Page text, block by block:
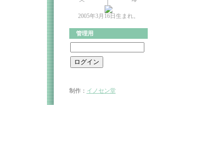
2005年3月16日生まれ。
管理用
制作： イノセン堂